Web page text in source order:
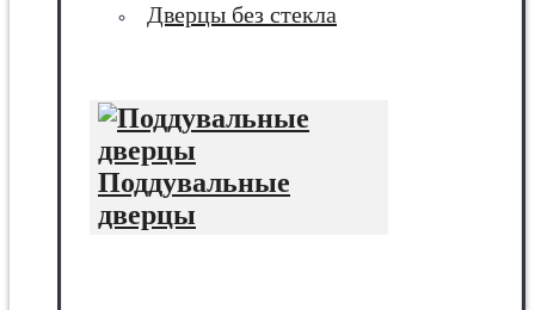
Дверцы без стекла
Поддувальные
дверцы